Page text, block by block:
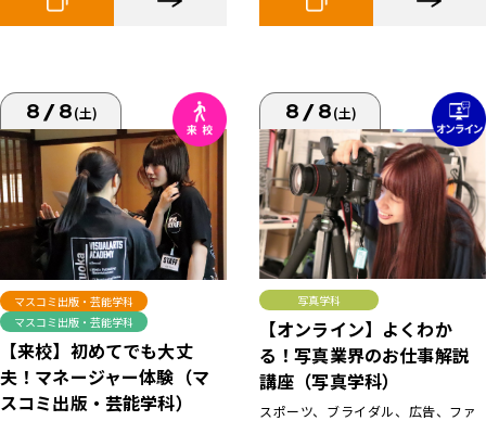
8/8(土)
マスコミ出版・芸能学科
マスコミ出版・芸能学科
【来校】初めてでも大丈
夫！マネージャー体験（マ
スコミ出版・芸能学科）
8/8(土)
写真学科
【オンライン】よくわか
る！写真業界のお仕事解説
講座（写真学科）
スポーツ、ブライダル、広告、ファ